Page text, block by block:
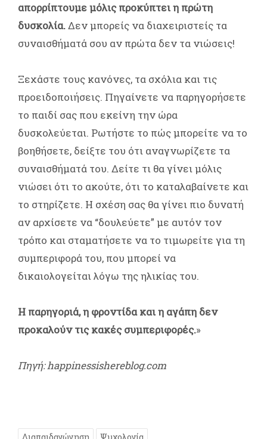
απορρίπτουμε μόλις προκύπτει η πρώτη
δυσκολία.Δεν μπορείς να διαχειριστείς τα
συναισθήματά σου αν πρώτα δεν τα νιώσεις!
Ξεχάστε τους κανόνες, τα σχόλια και τις
προειδοποιήσεις. Πηγαίνετε να παρηγορήσετε
το παιδί σας που εκείνη την ώρα
δυσκολεύεται. Ρωτήστε το πώς μπορείτε να το
βοηθήσετε, δείξτε του ότι αναγνωρίζετε τα
συναισθήματά του. Δείτε τι θα γίνει μόλις
νιώσει ότι το ακούτε, ότι το καταλαβαίνετε και
το στηρίζετε. Η σχέση σας θα γίνει πιο δυνατή
αν αρχίσετε να “δουλεύετε” με αυτόν τον
τρόπο και σταματήσετε να το τιμωρείτε για τη
συμπεριφορά του, που μπορεί να
δικαιολογείται λόγω της ηλικίας του.
Η παρηγοριά, η φροντίδα και η αγάπη δεν
προκαλούν τις κακές συμπεριφορές.»
Πηγή: happinessishereblog.com